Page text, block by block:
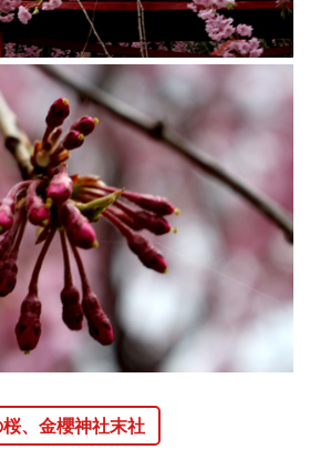
、金櫻神社末社